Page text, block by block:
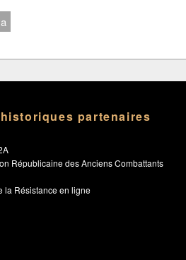
partenaires
Républicaine des Anciens Combattants
la Résistance en ligne